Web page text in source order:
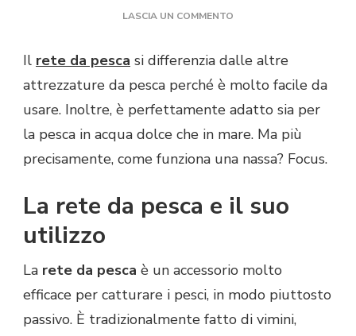
LASCIA UN COMMENTO
UNA
RETE
PESCA?
Il rete da pesca si differenzia dalle altre
attrezzature da pesca perché è molto facile da
usare. Inoltre, è perfettamente adatto sia per
la pesca in acqua dolce che in mare. Ma più
precisamente, come funziona una nassa? Focus.
La rete da pesca e il suo
utilizzo
La rete da pesca è un accessorio molto
efficace per catturare i pesci, in modo piuttosto
passivo. È tradizionalmente fatto di vimini,